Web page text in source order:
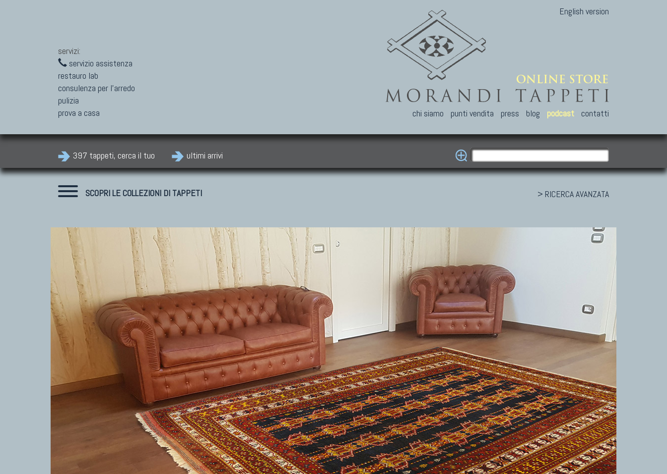
servizi:
servizio assistenza
restauro lab
consulenza per l'arredo
pulizia
prova a casa
English version
chi siamo punti vendita press blog podcast contatti
397 tappeti, cerca il tuo ultimi arrivi
SCOPRI LE COLLEZIONI DI TAPPETI > RICERCA AVANZATA
TAPPETI MODERNI
Tibet Contemporanei
Himalayan
Bhadohi Moderni
Kala Laie
Tappeti Moderni Collezione Morandi
TAPPETI DI DESIGN D'ARTE
Marco Nereo Rotelli
Daniela Marchetti
Chuk Palu
Giorgio Palù
Fabio Morandi
Vito Catalano
Tappeti Persiani Antichi
Tappeti Persiani Vecchi
Tappeti Persiani Nuovi
Tappeti Persiani Moderni
TAPPETI CLASSICI
Collezione Hyderabad
Collezione Peshawar
Collezione Agra
Collezione Zigler
TAPPETI ANTICHI DA COLLEZIONE
KILIM
TAPPETI PER ARREDAMENTO